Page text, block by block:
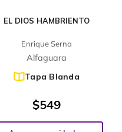
EL DIOS HAMBRIENTO
Enrique Serna
Alfaguara
Tapa Blanda
$549